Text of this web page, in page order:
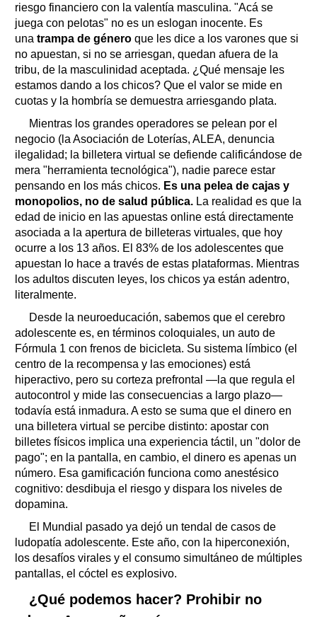
riesgo financiero con la valentía masculina. "Acá se
juega con pelotas" no es un eslogan inocente. Es
una trampa de género que les dice a los varones que si
no apuestan, si no se arriesgan, quedan afuera de la
tribu, de la masculinidad aceptada. ¿Qué mensaje les
estamos dando a los chicos? Que el valor se mide en
cuotas y la hombría se demuestra arriesgando plata.
Mientras los grandes operadores se pelean por el
negocio (la Asociación de Loterías, ALEA, denuncia
ilegalidad; la billetera virtual se defiende calificándose de
mera "herramienta tecnológica"), nadie parece estar
pensando en los más chicos. Es una pelea de cajas y
monopolios, no de salud pública. La realidad es que la
edad de inicio en las apuestas online está directamente
asociada a la apertura de billeteras virtuales, que hoy
ocurre a los 13 años. El 83% de los adolescentes que
apuestan lo hace a través de estas plataformas. Mientras
los adultos discuten leyes, los chicos ya están adentro,
literalmente.
Desde la neuroeducación, sabemos que el cerebro
adolescente es, en términos coloquiales, un auto de
Fórmula 1 con frenos de bicicleta. Su sistema límbico (el
centro de la recompensa y las emociones) está
hiperactivo, pero su corteza prefrontal —la que regula el
autocontrol y mide las consecuencias a largo plazo—
todavía está inmadura. A esto se suma que el dinero en
una billetera virtual se percibe distinto: apostar con
billetes físicos implica una experiencia táctil, un "dolor de
pago"; en la pantalla, en cambio, el dinero es apenas un
número. Esa gamificación funciona como anestésico
cognitivo: desdibuja el riesgo y dispara los niveles de
dopamina.
El Mundial pasado ya dejó un tendal de casos de
ludopatía adolescente. Este año, con la hiperconexión,
los desafíos virales y el consumo simultáneo de múltiples
pantallas, el cóctel es explosivo.
¿Qué podemos hacer? Prohibir no